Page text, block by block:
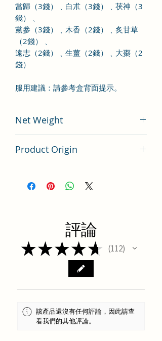
當歸（3錢）﹑白朮（3錢）﹑茯神（3
錢）﹑
黨參（3錢）﹑木香（2錢）﹑炙甘草
（2錢）﹑
遠志（2錢）﹑生薑（2錢）﹑大棗（2
錢）
服用建議：請參考盒背面提示。
Net Weight
Product Origin
評論
★★★★★ 112
112
該產品還沒有任何評論，因此請查
看我們的其他評論。